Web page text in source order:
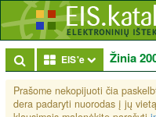
EIS'e Toggle
Žinia
Prašome nekopijuoti čia
dera padaryti nuorodas į jų